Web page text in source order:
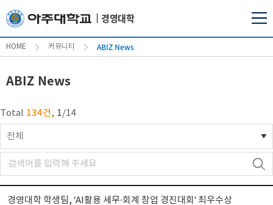
경영대학
HOME 커뮤니티 ABIZ News
ABIZ News
Total 134건, 1/14
전체
경영대학 학생팀, ‘AI활용 세무·회계 창업 경진대회’ 최우수상